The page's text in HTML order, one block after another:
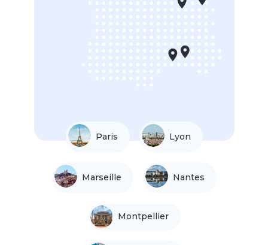
Paris Lyon
Marseille Nantes
Montpellier